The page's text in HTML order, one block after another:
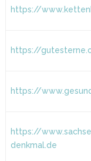
https://
https://
https://
https://
denkmal.de